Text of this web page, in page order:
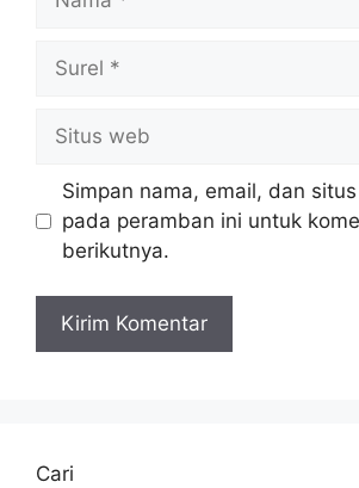
web
Simpan nama, email, dan
pada peramban ini untuk
berikutnya.
Cari